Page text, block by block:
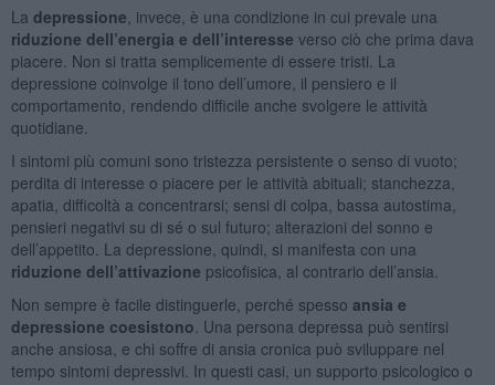
La depressione , invece, è una condizione in cui prevale una
riduzione dell’energia e dell’interesse verso ciò che prima dava
piacere. Non si tratta semplicemente di essere tristi. La
depressione coinvolge il tono dell’umore, il pensiero e il
comportamento, rendendo difficile anche svolgere le attività
quotidiane.
I sintomi più comuni sono tristezza persistente o senso di vuoto;
perdita di interesse o piacere per le attività abituali; stanchezza,
apatia, difficoltà a concentrarsi; sensi di colpa, bassa autostima,
pensieri negativi su di sé o sul futuro; alterazioni del sonno e
dell’appetito. La depressione, quindi, si manifesta con una
riduzione dell’attivazione psicofisica, al contrario dell’ansia.
Non sempre è facile distinguerle, perché spesso ansia e
depressione coesistono . Una persona depressa può sentirsi
anche ansiosa, e chi soffre di ansia cronica può sviluppare nel
tempo sintomi depressivi. In questi casi, un supporto psicologico o